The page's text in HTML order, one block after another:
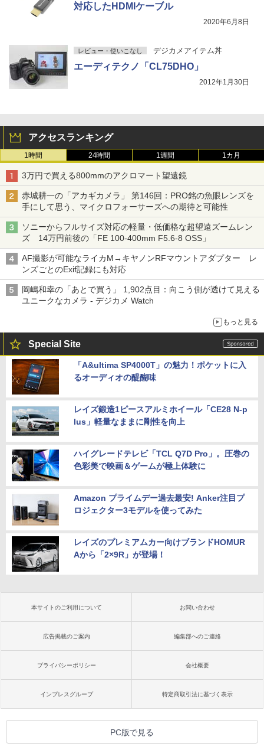
対応したHDMIケーブル
2020年6月8日
レビュー・使いこなし デジカメアイテム丼
エーディテクノ「CL75DHO」
2012年1月30日
アクセスランキング
1時間 24時間 1週間 1カ月
3万円で買える800mmのアクロマート望遠鏡
赤城耕一の「アカギカメラ」 第146回：PRO銘の魚眼レンズを
手にして思う、マイクロフォーサーズへの期待と可能性
ソニーからフルサイズ対応の軽量・低価格な超望遠ズームレン
ズ 14万円前後の「FE 100-400mm F5.6-8 OSS」
AF撮影が可能なライカM→キヤノンRFマウントアダプター レ
ンズごとのExif記録にも対応
岡嶋和幸の「あとで買う」 1,902点目：向こう側が透けて見える
ユニークなカメラ - デジカメ Watch
もっと見る
Special Site
「A&ultima SP4000T」の魅力！ポケットに入
るオーディオの醍醐味
レイズ鍛造1ピースアルミホイール「CE28 N-p
lus」軽量なままに剛性を向上
ハイグレードテレビ「TCL Q7D Pro」。圧巻の
色彩美で映画＆ゲームが極上体験に
Amazon プライムデー過去最安! Anker注目プ
ロジェクター3モデルを使ってみた
レイズのプレミアムカー向けブランドHOMUR
Aから「2×9R」が登場！
本サイトのご利用について お問い合わせ
広告掲載のご案内 編集部へのご連絡
プライバシーポリシー 会社概要
インプレスグループ 特定商取引法に基づく表示
PC版で見る